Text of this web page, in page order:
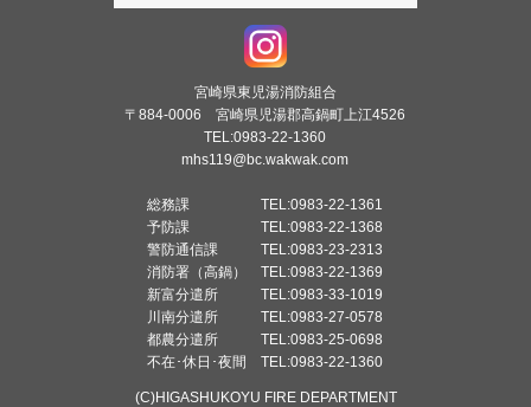
宮崎県東児湯消防組合
〒884-0006 宮崎県児湯郡高鍋町上江4526
TEL:0983-22-1360
mhs119@bc.wakwak.com
総務課 TEL:0983-22-1361
予防課 TEL:0983-22-1368
警防通信課 TEL:0983-23-2313
消防署（高鍋） TEL:0983-22-1369
新富分遣所 TEL:0983-33-1019
川南分遣所 TEL:0983-27-0578
都農分遣所 TEL:0983-25-0698
不在･休日･夜間 TEL:0983-22-1360
(C)HIGASHUKOYU FIRE DEPARTMENT